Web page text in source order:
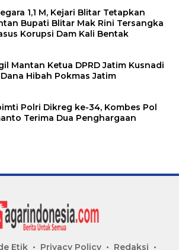
1,1 M, Kejari Blitar Tetapkan
Bupati Blitar Mak Rini Tersangka
Korupsi Dam Kali Bentak
Mantan Ketua DPRD Jatim Kusnadi
Hibah Pokmas Jatim
Polri Dikreg ke-34, Kombes Pol
Terima Dua Penghargaan
Etik Privacy Policy Redaksi